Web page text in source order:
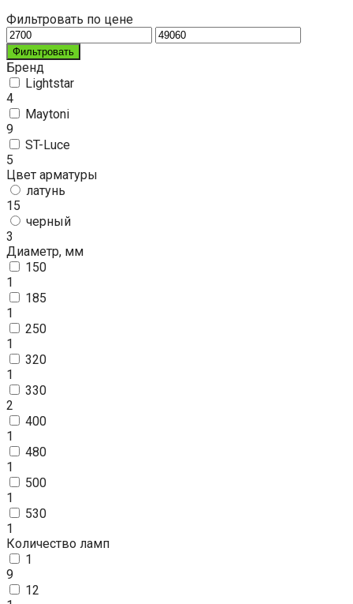
Фильтровать по цене
Фильтровать
Бренд
Lightstar
4
Maytoni
9
ST-Luce
5
Цвет арматуры
латунь
15
черный
3
Диаметр, мм
150
1
185
1
250
1
320
1
330
2
400
1
480
1
500
1
530
1
Количество ламп
1
9
12